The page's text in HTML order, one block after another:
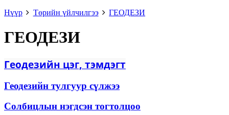
Нүүр
Төрийн үйлчилгээ ГЕОДЕЗИ
ГЕОДЕЗИ
Геодезийн цэг, тэмдэгт
Геодезийн тулгуур сүлжээ
Солбицлын нэгдсэн тогтолцоо